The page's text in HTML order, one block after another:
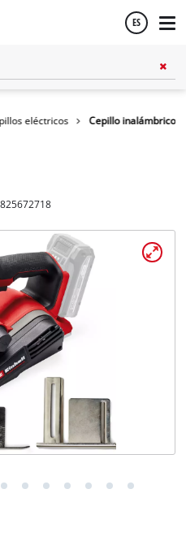
ES
eléctricos Cepillo inalámbrico